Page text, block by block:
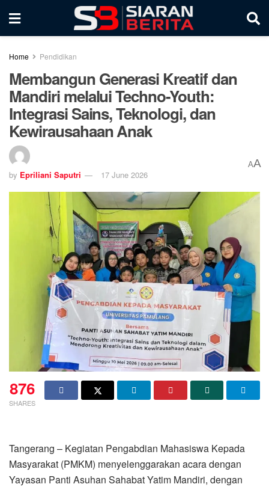
Home Pendidikan
Membangun Generasi Kreatif dan
Mandiri melalui Techno-Youth:
Integrasi Sains, Teknologi, dan
Kewirausahaan Anak
by Epriliani Saputri 17 June 2026
AA
876
SHARES
Tangerang – Kegiatan Pengabdian Mahasiswa Kepada
Masyarakat (PMKM) menyelenggarakan acara dengan
Yayasan Panti Asuhan Sahabat Yatim Mandiri, dengan